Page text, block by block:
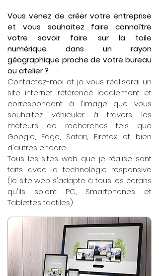
Vous venez de créer votre entreprise
et vous souhaitez faire connaître
votre savoir faire sur la toile
numérique dans un rayon
géographique proche de votre bureau
ou atelier ?
Contactez-moi et je vous réaliserai un
site internet référencé localement et
correspondant à l'image que vous
souhaitez véhiculer à travers les
moteurs de recherches tels que
Google, Edge, Safari, Firefox et bien
d'autres encore.
Tous les sites web que je réalise sont
faits avec la technologie responsive
(le site web s'adapte à tous les écrans
qu'ils soient PC, Smartphones et
Tablettes tactiles).